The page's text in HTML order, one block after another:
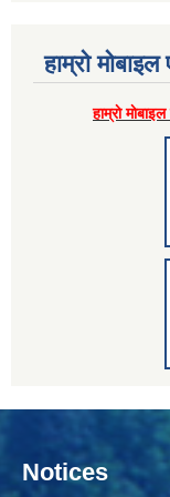
हाम्राे
हाम्राे
Notices